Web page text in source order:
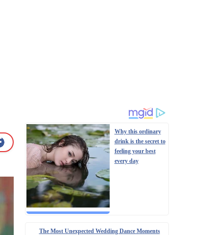
Why this ordinary
drink is the secret to
feeling your best
every day
The Most Unexpected Wedding Dance Moments